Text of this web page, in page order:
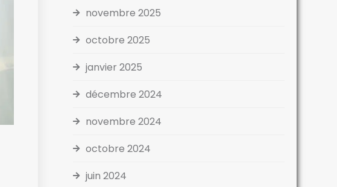
novembre 2025
octobre 2025
janvier 2025
décembre 2024
novembre 2024
octobre 2024
juin 2024